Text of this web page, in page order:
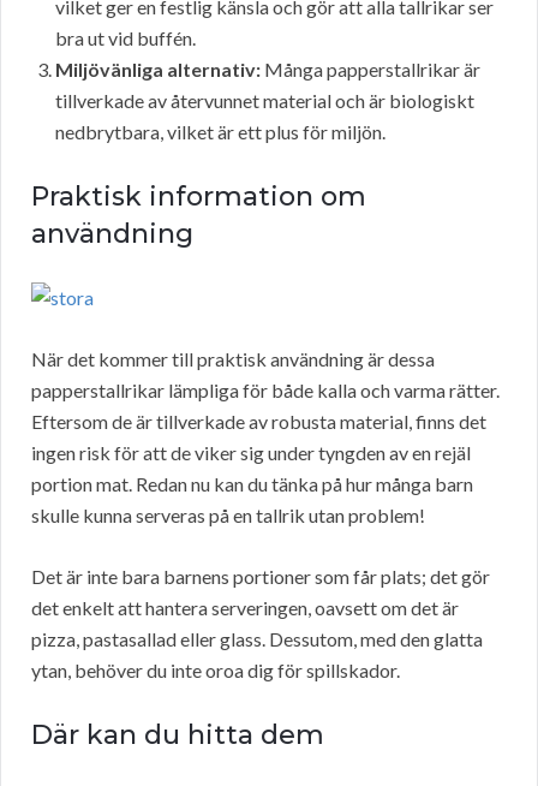
vilket ger en festlig känsla och gör att alla tallrikar ser
bra ut vid buffén.
Miljövänliga alternativ: Många papperstallrikar är
tillverkade av återvunnet material och är biologiskt
nedbrytbara, vilket är ett plus för miljön.
Praktisk information om
användning
När det kommer till praktisk användning är dessa
papperstallrikar lämpliga för både kalla och varma rätter.
Eftersom de är tillverkade av robusta material, finns det
ingen risk för att de viker sig under tyngden av en rejäl
portion mat. Redan nu kan du tänka på hur många barn
skulle kunna serveras på en tallrik utan problem!
Det är inte bara barnens portioner som får plats; det gör
det enkelt att hantera serveringen, oavsett om det är
pizza, pastasallad eller glass. Dessutom, med den glatta
ytan, behöver du inte oroa dig för spillskador.
Där kan du hitta dem